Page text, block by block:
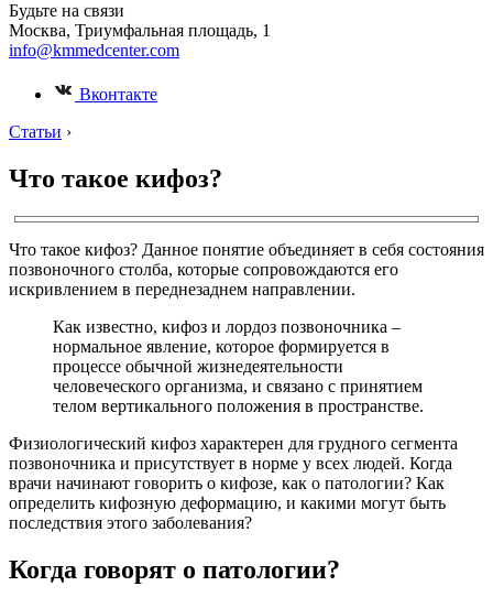
Будьте на связи
Москва, Триумфальная площадь, 1
info@kmmedcenter.com
Вконтакте
Статьи ›
Что такое кифоз?
Что такое кифоз? Данное понятие объединяет в себя состояния
позвоночного столба, которые сопровождаются его
искривлением в переднезаднем направлении.
Как известно, кифоз и лордоз позвоночника –
нормальное явление, которое формируется в
процессе обычной жизнедеятельности
человеческого организма, и связано с принятием
телом вертикального положения в пространстве.
Физиологический кифоз характерен для грудного сегмента
позвоночника и присутствует в норме у всех людей. Когда
врачи начинают говорить о кифозе, как о патологии? Как
определить кифозную деформацию, и какими могут быть
последствия этого заболевания?
Когда говорят о патологии?